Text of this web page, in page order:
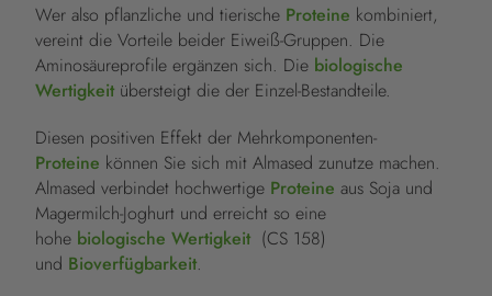
Wer also pflanzliche und tierische Proteine kombiniert,
vereint die Vorteile beider Eiweiß-Gruppen. Die
Aminosäureprofile ergänzen sich. Die biologische
Wertigkeit übersteigt die der Einzel-Bestandteile.
Diesen positiven Effekt der Mehrkomponenten-
Proteine können Sie sich mit Almased zunutze machen.
Almased verbindet hochwertige Proteine aus Soja und
Magermilch-Joghurt und erreicht so eine
hohe biologische Wertigkeit (CS 158)
und Bioverfügbarkeit.